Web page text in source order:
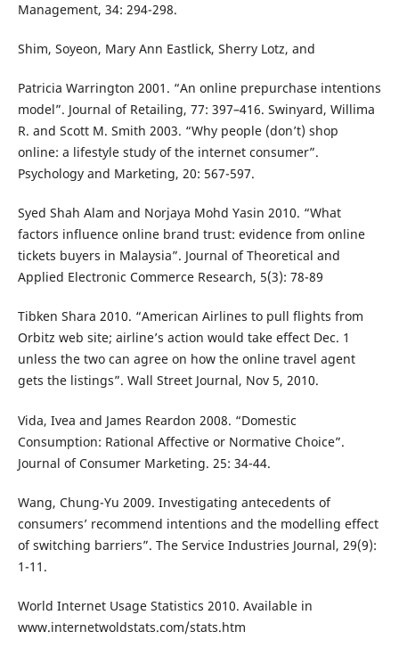
Management, 34: 294-298.
Shim, Soyeon, Mary Ann Eastlick, Sherry Lotz, and
Patricia Warrington 2001. “An online prepurchase intentions
model”. Journal of Retailing, 77: 397–416. Swinyard, Willima
R. and Scott M. Smith 2003. “Why people (don’t) shop
online: a lifestyle study of the internet consumer”.
Psychology and Marketing, 20: 567-597.
Syed Shah Alam and Norjaya Mohd Yasin 2010. “What
factors influence online brand trust: evidence from online
tickets buyers in Malaysia”. Journal of Theoretical and
Applied Electronic Commerce Research, 5(3): 78-89
Tibken Shara 2010. “American Airlines to pull flights from
Orbitz web site; airline’s action would take effect Dec. 1
unless the two can agree on how the online travel agent
gets the listings”. Wall Street Journal, Nov 5, 2010.
Vida, Ivea and James Reardon 2008. “Domestic
Consumption: Rational Affective or Normative Choice”.
Journal of Consumer Marketing. 25: 34-44.
Wang, Chung-Yu 2009. Investigating antecedents of
consumers’ recommend intentions and the modelling effect
of switching barriers”. The Service Industries Journal, 29(9):
1-11.
World Internet Usage Statistics 2010. Available in
www.internetwoldstats.com/stats.htm